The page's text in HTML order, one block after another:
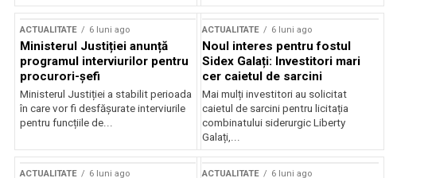
ACTUALITATE 6 luni ago
Ministerul Justiției anunță
programul interviurilor pentru
procurori-șefi
Ministerul Justiției a stabilit perioada
în care vor fi desfășurate interviurile
pentru funcțiile de...
ACTUALITATE 6 luni ago
Noul interes pentru fostul
Sidex Galați: Investitori mari
cer caietul de sarcini
Mai mulți investitori au solicitat
caietul de sarcini pentru licitația
combinatului siderurgic Liberty
Galați,...
ACTUALITATE 6 luni ago ACTUALITATE 6 luni ago